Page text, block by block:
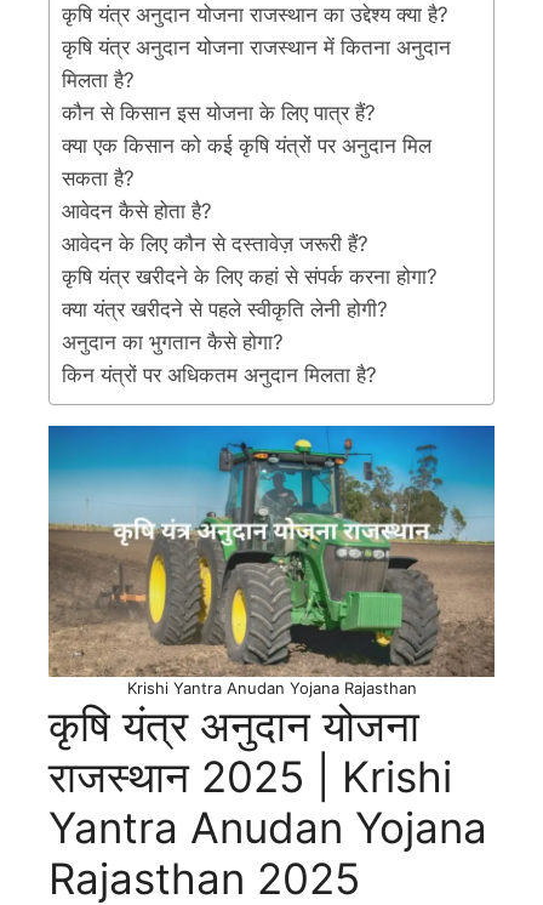
कृषि यंत्र अनुदान योजना राजस्थान का उद्देश्य क्या है?
कृषि यंत्र अनुदान योजना राजस्थान में कितना अनुदान
मिलता है?
कौन से किसान इस योजना के लिए पात्र हैं?
क्या एक किसान को कई कृषि यंत्रों पर अनुदान मिल
सकता है?
आवेदन कैसे होता है?
आवेदन के लिए कौन से दस्तावेज़ जरूरी हैं?
कृषि यंत्र खरीदने के लिए कहां से संपर्क करना होगा?
क्या यंत्र खरीदने से पहले स्वीकृति लेनी होगी?
अनुदान का भुगतान कैसे होगा?
किन यंत्रों पर अधिकतम अनुदान मिलता है?
Krishi Yantra Anudan Yojana Rajasthan
कृषि यंत्र अनुदान योजना
राजस्थान 2025 | Krishi
Yantra Anudan Yojana
Rajasthan 2025